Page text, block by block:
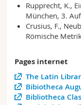
Rupprecht, K.,
München, 3.
Crusius, F.,
Römische
Pages internet
The Latin
Bibiotheca
Bibliotheca